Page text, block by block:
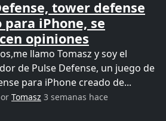
tower defense
para iPhone, se
opiniones
llamo Tomasz y soy el
de Pulse Defense, un juego de
para iPhone creado de...
Tomasz 3 semanas hace